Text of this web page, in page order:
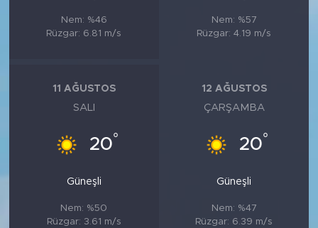
Nem: %46
Rüzgar: 6.81 m/s
Nem: %57
Rüzgar: 4.19 m/s
11 AĞUSTOS
SALI
20°
Güneşli
Nem: %50
Rüzgar: 3.61 m/s
12 AĞUSTOS
ÇARŞAMBA
20°
Güneşli
Nem: %47
Rüzgar: 6.39 m/s